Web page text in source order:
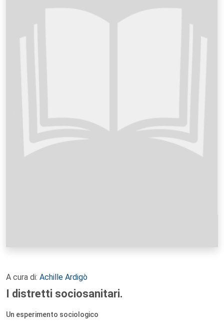
A cura di: Achille Ardigò
I distretti sociosanitari.
Un esperimento sociologico